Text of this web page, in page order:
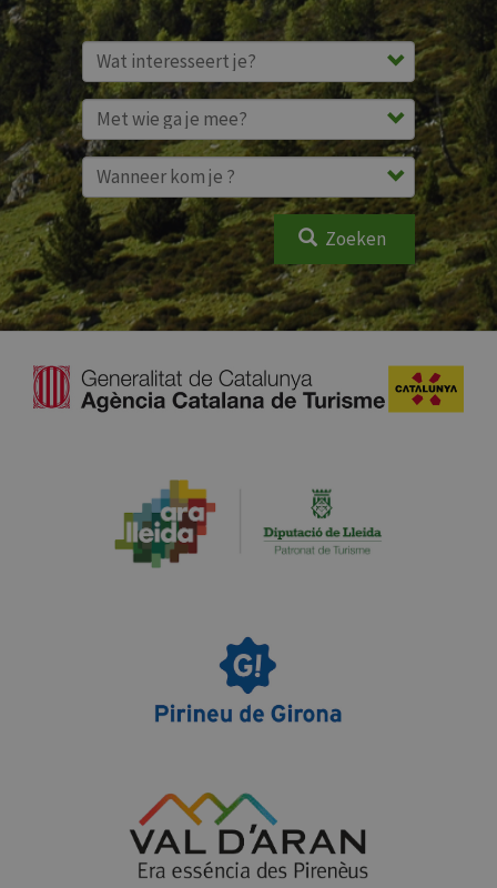
Zoeken